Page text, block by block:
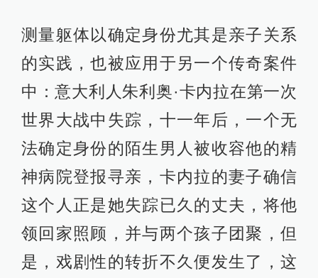
测量躯体以确定身份尤其是亲子关系
的实践，也被应用于另一个传奇案件
中：意大利人朱利奥·卡内拉在第一次
世界大战中失踪，十一年后，一个无
法确定身份的陌生男人被收容他的精
神病院登报寻亲，卡内拉的妻子确信
这个人正是她失踪已久的丈夫，将他
领回家照顾，并与两个孩子团聚，但
是，戏剧性的转折不久便发生了，这